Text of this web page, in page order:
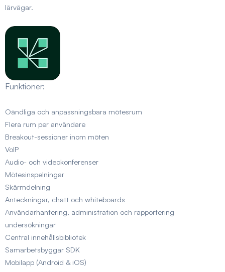
lärvägar.
Funktioner:
Oändliga och anpassningsbara mötesrum
Flera rum per användare
Breakout-sessioner inom möten
VoIP
Audio- och videokonferenser
Mötesinspelningar
Skärmdelning
Anteckningar, chatt och whiteboards
Användarhantering, administration och rapportering
undersökningar
Central innehållsbibliotek
Samarbetsbyggar SDK
Mobilapp (Android & iOS)